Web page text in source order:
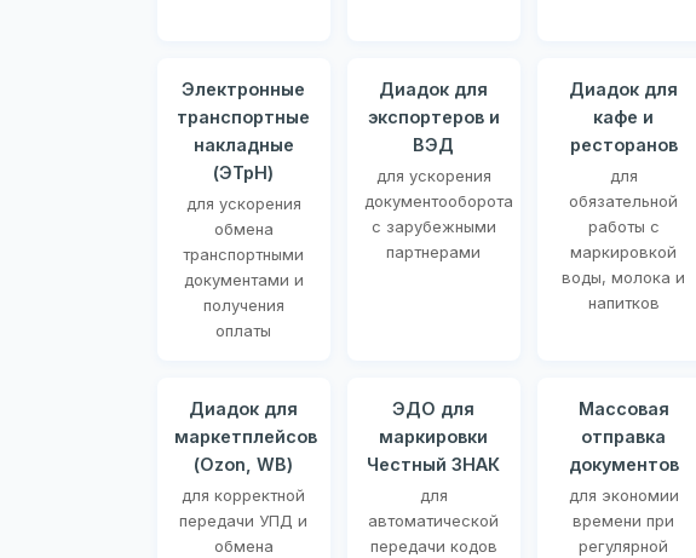
Электронные
транспортные
накладные
(ЭТрН)
для ускорения
обмена
транспортными
документами и
получения
оплаты
Диадок для
экспортеров и
ВЭД
для ускорения
документооборота
с зарубежными
партнерами
Диадок для
кафе и
ресторанов
для
обязательной
работы с
маркировкой
воды, молока и
напитков
Диадок для
маркетплейсов
(Ozon, WB)
для корректной
передачи УПД и
обмена
ЭДО для
маркировки
Честный ЗНАК
для
автоматической
передачи кодов
Массовая
отправка
документов
для экономии
времени при
регулярной